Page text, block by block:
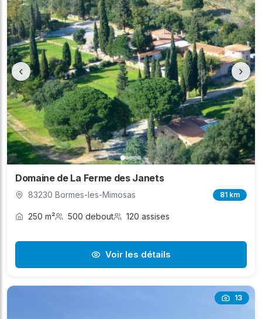
‹ ›
Domaine de La Ferme des Janets
83230 Bormes-les-Mimosas 81 km
250 m² 500 debout 120 assises
Voir les détails
13